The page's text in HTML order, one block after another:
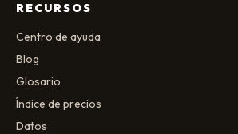
RECURSOS
Centro de ayuda
Blog
Glosario
Índice de precios
Datos